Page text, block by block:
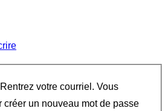
votre courriel. Vous
créer un nouveau mot de passe